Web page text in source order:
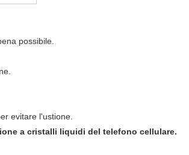
possibile.
evitare l'ustione.
a cristalli liquidi del telefono cellulare.